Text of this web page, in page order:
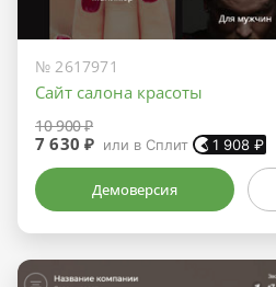
№ 2617971
Сайт салона красоты
10 900 ₽
7 630 ₽ или в Сплит 1 908 ₽
Демоверсия